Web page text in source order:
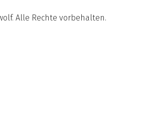
Alle Rechte vorbehalten.